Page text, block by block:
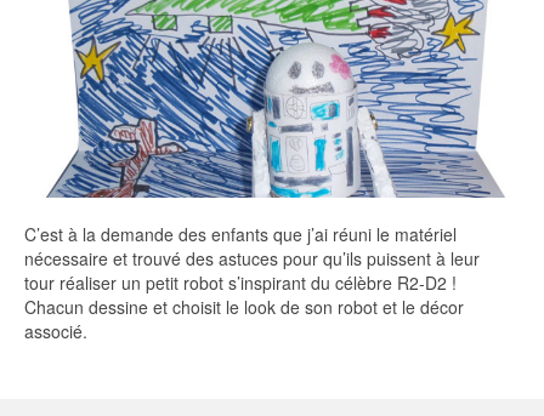
C’est à la demande des enfants que j’ai réuni le matériel
nécessaire et trouvé des astuces pour qu’ils puissent à leur
tour réaliser un petit robot s’inspirant du célèbre R2-D2 !
Chacun dessine et choisit le look de son robot et le décor
associé.